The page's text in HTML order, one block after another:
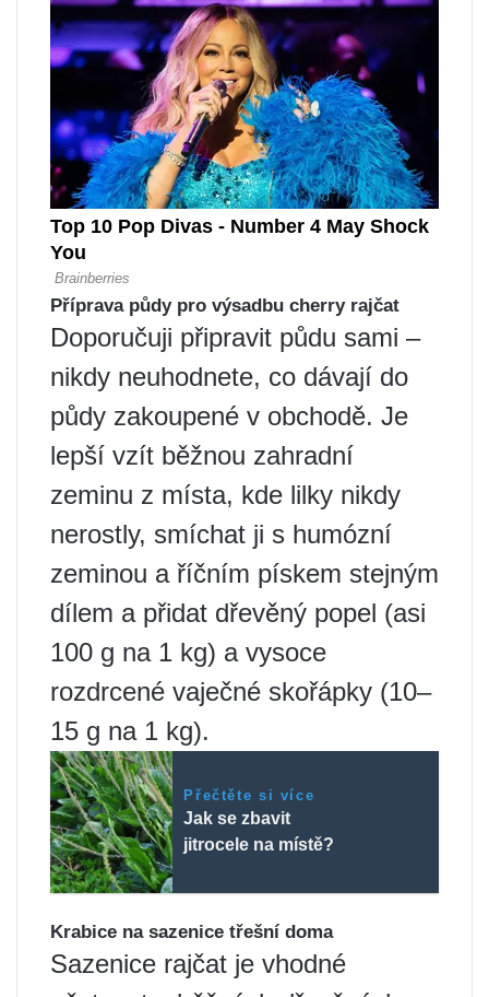
Příprava půdy pro výsadbu cherry rajčat
Doporučuji připravit půdu sami –
nikdy neuhodnete, co dávají do
půdy zakoupené v obchodě. Je
lepší vzít běžnou zahradní
zeminu z místa, kde lilky nikdy
nerostly, smíchat ji s humózní
zeminou a říčním pískem stejným
dílem a přidat dřevěný popel (asi
100 g na 1 kg) a vysoce
rozdrcené vaječné skořápky (10–
15 g na 1 kg).
Přečtěte si více
Jak se zbavit
jitrocele na místě?
Krabice na sazenice třešní doma
Sazenice rajčat je vhodné